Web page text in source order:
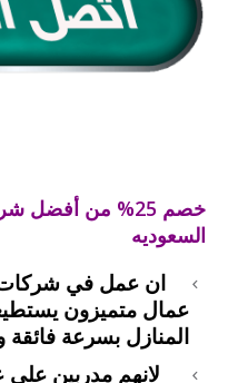
خصم 25% من
السعوديه
ان عمل في شركات
عمال متميزون
المنازل بسرعة فائقة
لانهم مدربين على